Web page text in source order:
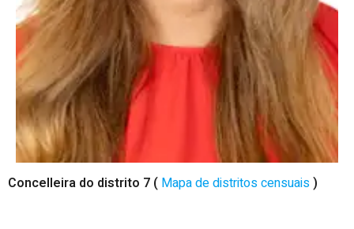
Concelleira do distrito 7 ( Mapa de distritos censuais)